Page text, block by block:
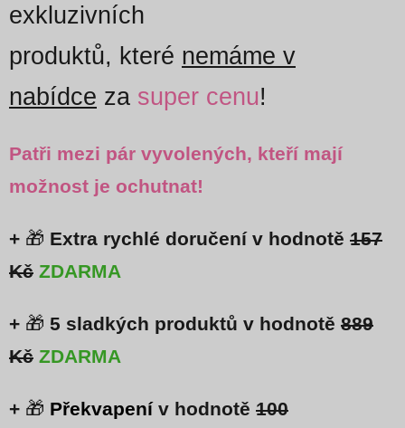
exkluzivních
produktů, které nemáme v
nabídce za super cenu!
Patři mezi pár vyvolených, kteří mají
možnost je ochutnat!
+ 🎁 Extra rychlé doručení v hodnotě 157
Kč ZDARMA
+ 🎁 5 sladkých produktů v hodnotě 889
Kč ZDARMA
+ 🎁 Překvapení v hodnotě 100